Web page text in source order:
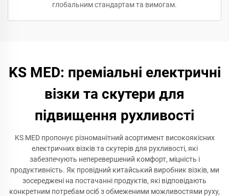
глобальним стандартам та вимогам.
KS MED: преміальні електричні
візки та скутери для
підвищення рухливості
KS MED пропонує різноманітний асортимент високоякісних
електричних візків та скутерів для рухливості, які
забезпечують неперевершений комфорт, міцність і
продуктивність. Як провідний китайський виробник візків, ми
зосереджені на постачанні продуктів, які відповідають
конкретним потребам осіб з обмеженими можливостями руху,